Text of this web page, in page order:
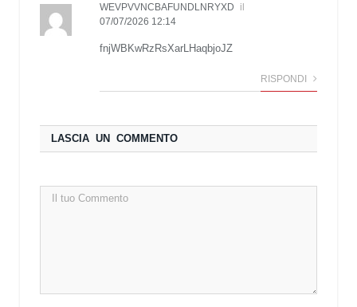
WEVPVVNCBAFUNDLNRYXD
il
07/07/2026 12:14
fnjWBKwRzRsXarLHaqbjoJZ
RISPONDI
LASCIA UN COMMENTO